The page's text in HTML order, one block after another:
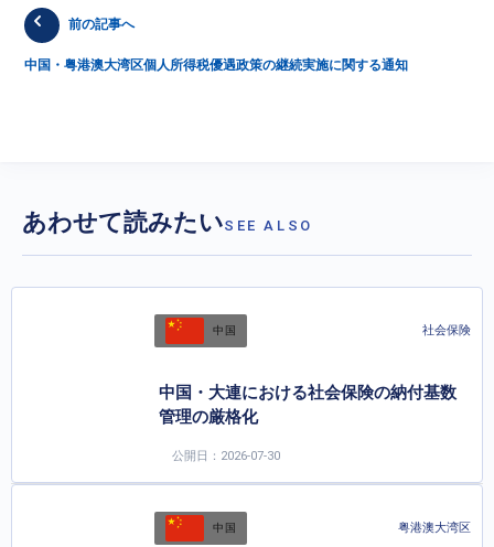
前の記事へ
中国・粤港澳大湾区個人所得税優遇政策の継続実施に関する通知
あわせて読みたいSEE ALSO
中国 社会保険
中国・大連における社会保険の納付基数
管理の厳格化
公開日：2026-07-30
中国 粤港澳大湾区